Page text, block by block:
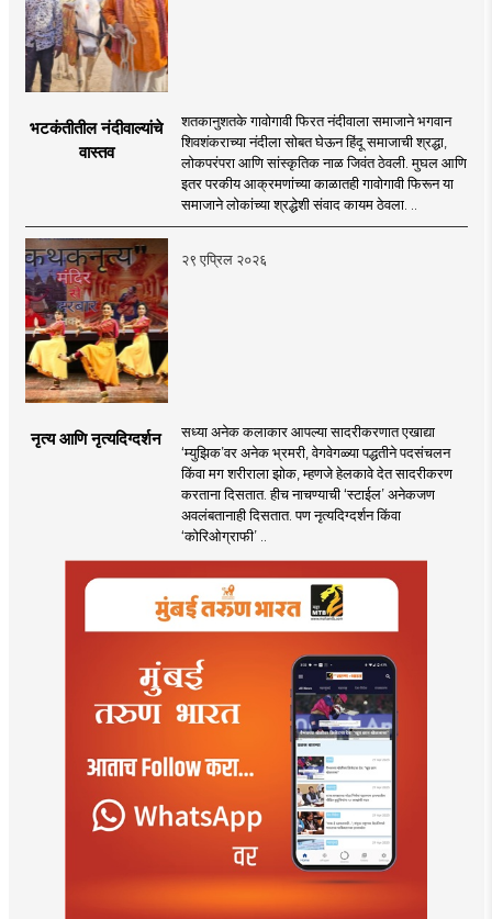
भटकंतीतील नंदीवाल्यांचे
वास्तव
शतकानुशतके गावोगावी फिरत नंदीवाला समाजाने भगवान
शिवशंकराच्या नंदीला सोबत घेऊन हिंदू समाजाची श्रद्धा,
लोकपरंपरा आणि सांस्कृतिक नाळ जिवंत ठेवली. मुघल आणि
इतर परकीय आक्रमणांच्या काळातही गावोगावी फिरून या
समाजाने लोकांच्या श्रद्धेशी संवाद कायम ठेवला. ..
२९ एप्रिल २०२६
नृत्य आणि नृत्यदिग्दर्शन
सध्या अनेक कलाकार आपल्या सादरीकरणात एखाद्या
‌‘म्युझिक‌’वर अनेक भ्रमरी, वेगवेगळ्या पद्धतीने पदसंचलन
किंवा मग शरीराला झोक, म्हणजे हेलकावे देत सादरीकरण
करताना दिसतात. हीच नाचण्याची ‌‘स्टाईल‌’ अनेकजण
अवलंबतानाही दिसतात. पण नृत्यदिग्दर्शन किंवा
‌‘कोरिओग्राफी‌’ ..